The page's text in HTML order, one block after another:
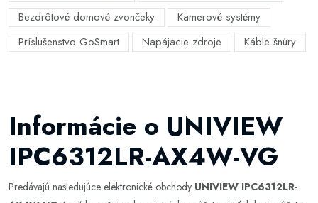
Bezdrôtové domové zvončeky
Kamerové systémy
Príslušenstvo GoSmart
Napájacie zdroje Káble šnúry
Informácie o UNIVIEW
IPC6312LR-AX4W-VG
Predávajú nasledujúce elektronické obchody UNIVIEW IPC6312LR-